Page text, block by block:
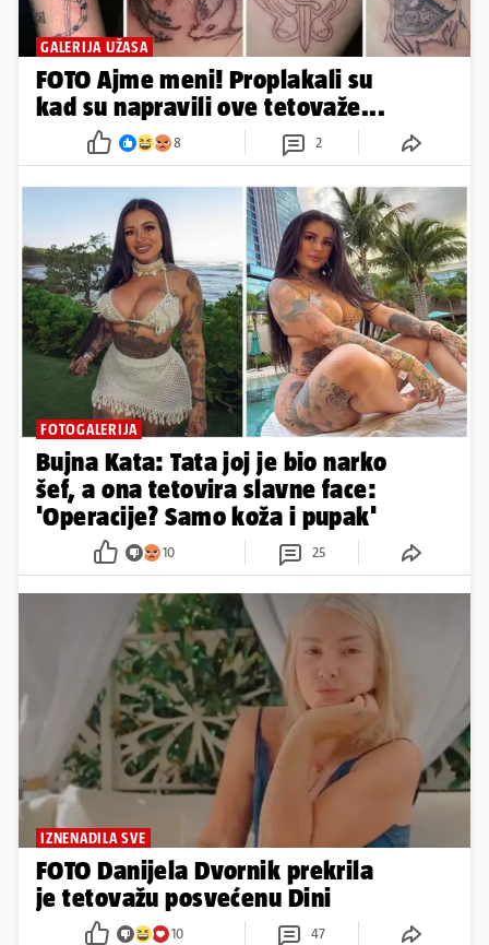
GALERIJA UŽASA
FOTO Ajme meni! Proplakali su
kad su napravili ove tetovaže...
8 2
FOTOGALERIJA
Bujna Kata: Tata joj je bio narko
šef, a ona tetovira slavne face:
'Operacije? Samo koža i pupak'
10 25
IZNENADILA SVE
FOTO Danijela Dvornik prekrila
je tetovažu posvećenu Dini
10 47